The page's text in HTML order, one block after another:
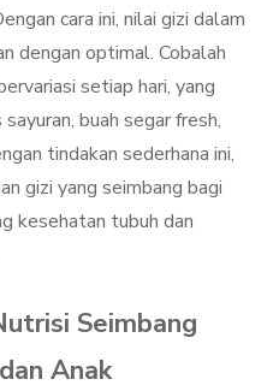
cara ini, nilai gizi dalam
dengan optimal. Cobalah
setiap hari, yang
buah segar fresh,
tindakan sederhana ini,
gizi yang seimbang bagi
kesehatan tubuh dan
Seimbang
Anak